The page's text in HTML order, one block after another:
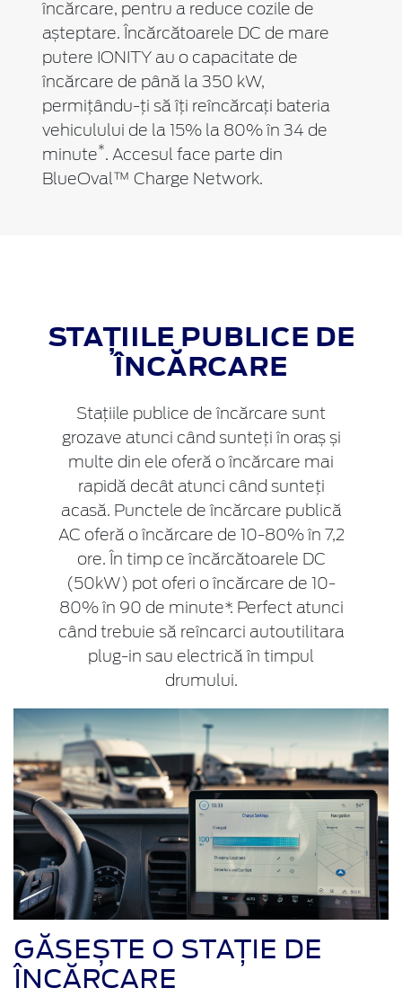
încărcare, pentru a reduce cozile de
așteptare. Încărcătoarele DC de mare
putere IONITY au o capacitate de
încărcare de până la 350 kW,
permițându-ți să îți reîncărcați bateria
vehiculului de la 15% la 80% în 34 de
minute*. Accesul face parte din
BlueOval™ Charge Network.
STAȚIILE PUBLICE DE
ÎNCĂRCARE
Stațiile publice de încărcare sunt
grozave atunci când sunteți în oraș și
multe din ele oferă o încărcare mai
rapidă decât atunci când sunteți
acasă. Punctele de încărcare publică
AC oferă o încărcare de 10-80% în 7,2
ore. În timp ce încărcătoarele DC
(50kW) pot oferi o încărcare de 10-
80% în 90 de minute*. Perfect atunci
când trebuie să reîncarci autoutilitara
plug-in sau electrică în timpul
drumului.
GĂSEȘTE O STAȚIE DE
ÎNCĂRCARE